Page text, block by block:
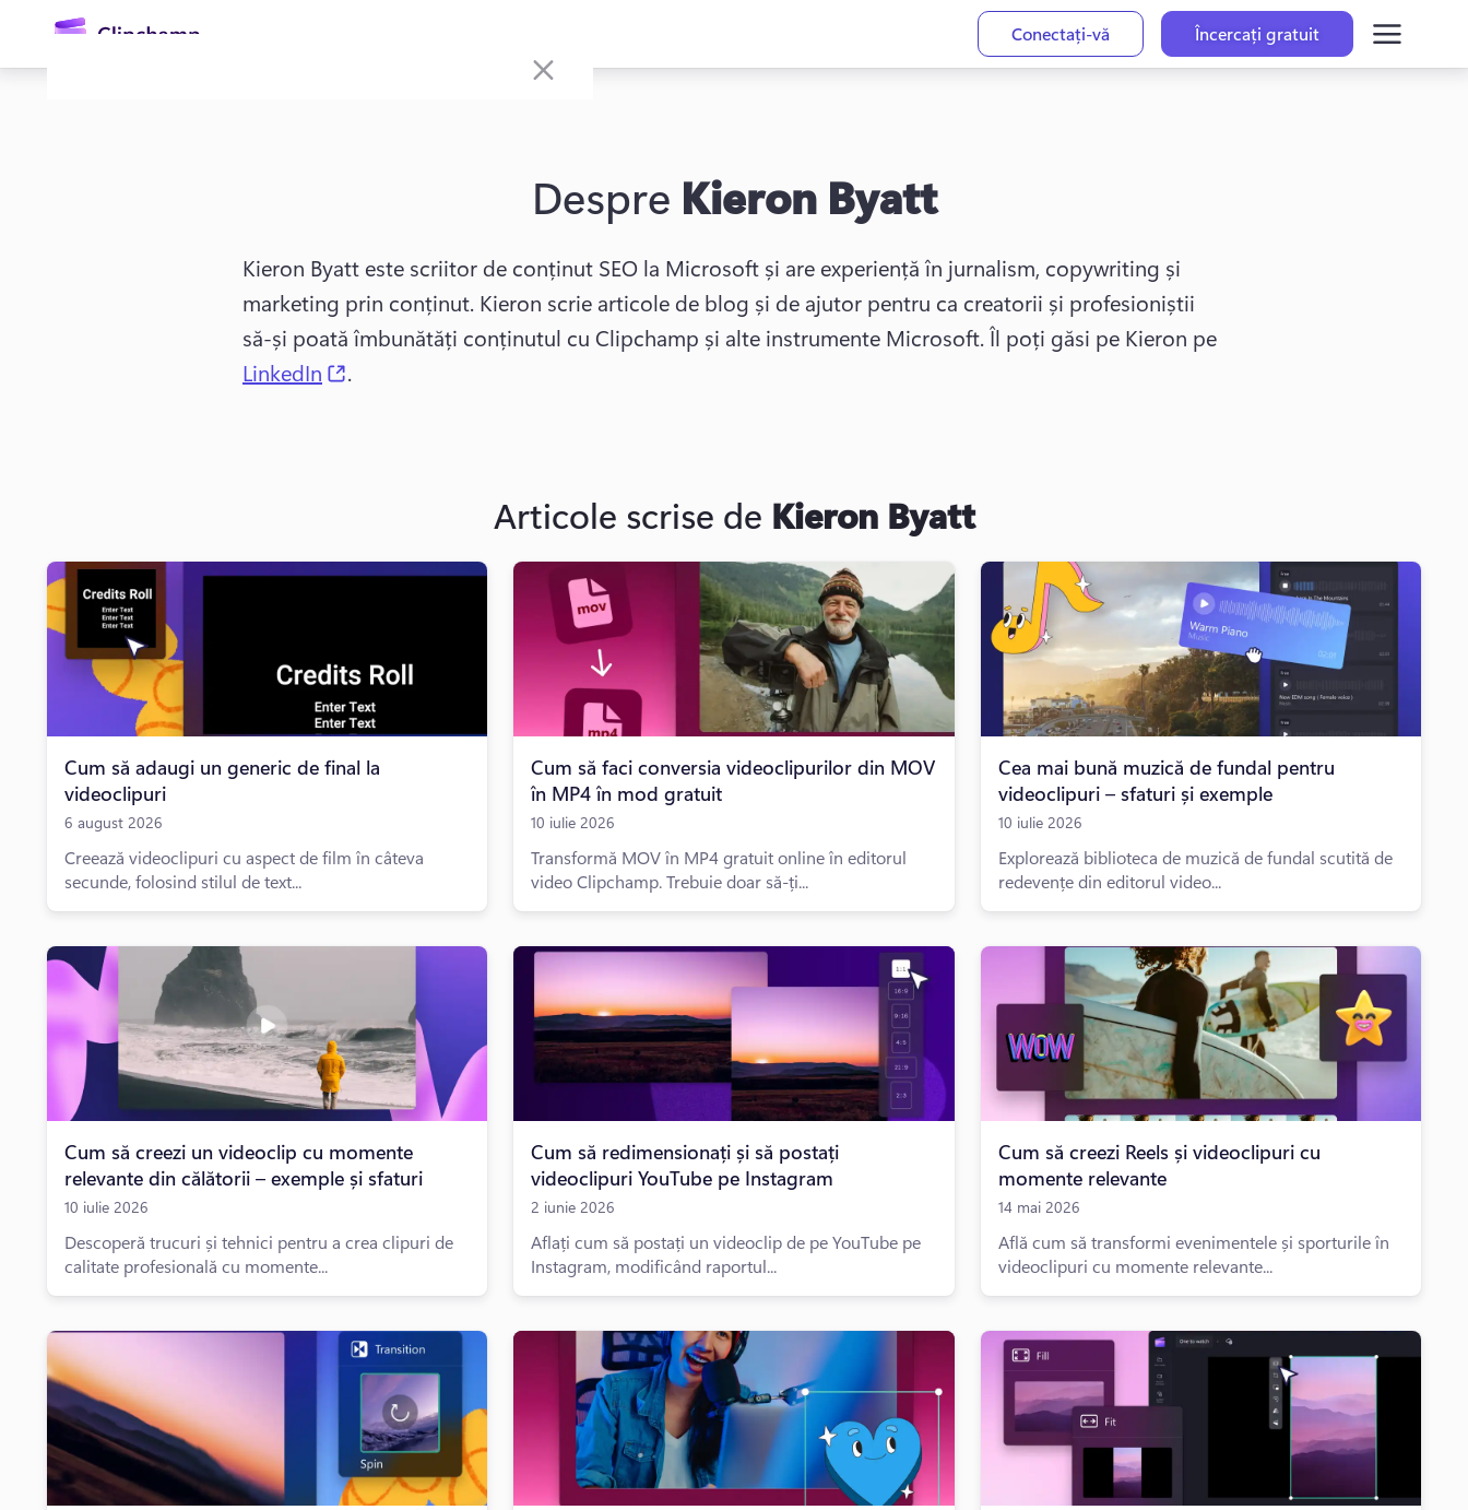
principal
Conectați-vă Încercați gratuit
Conectați-vă
Încercați gratuit
Despre Kieron Byatt
Kieron Byatt este scriitor de conținut SEO la Microsoft și are experiență în jurnalism, copywriting și
marketing prin conținut. Kieron scrie articole de blog și de ajutor pentru ca creatorii și profesioniștii
să-și poată îmbunătăți conținutul cu Clipchamp și alte instrumente Microsoft. Îl poți găsi pe Kieron pe
LinkedIn
(opens in a new tab)
.
Articole scrise de Kieron Byatt
Cum să adaugi un generic de final la
videoclipuri
6 august 2026
Creează videoclipuri cu aspect de film în câteva
secunde, folosind stilul de text...
Cum să faci conversia videoclipurilor din MOV
în MP4 în mod gratuit
10 iulie 2026
Transformă MOV în MP4 gratuit online în editorul
video Clipchamp. Trebuie doar să-ți...
Cea mai bună muzică de fundal pentru
videoclipuri – sfaturi și exemple
10 iulie 2026
Explorează biblioteca de muzică de fundal scutită de
redevențe din editorul video...
Cum să creezi un videoclip cu momente
relevante din călătorii – exemple și sfaturi
10 iulie 2026
Descoperă trucuri și tehnici pentru a crea clipuri de
calitate profesională cu momente...
Cum să redimensionați și să postați
videoclipuri YouTube pe Instagram
2 iunie 2026
Aflați cum să postați un videoclip de pe YouTube pe
Instagram, modificând raportul...
Cum să creezi Reels și videoclipuri cu
momente relevante
14 mai 2026
Află cum să transformi evenimentele și sporturile în
videoclipuri cu momente relevante...